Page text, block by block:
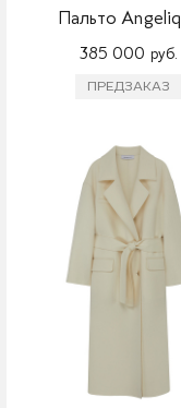
Пальто
385 000 руб.
ПРЕДЗАКАЗ